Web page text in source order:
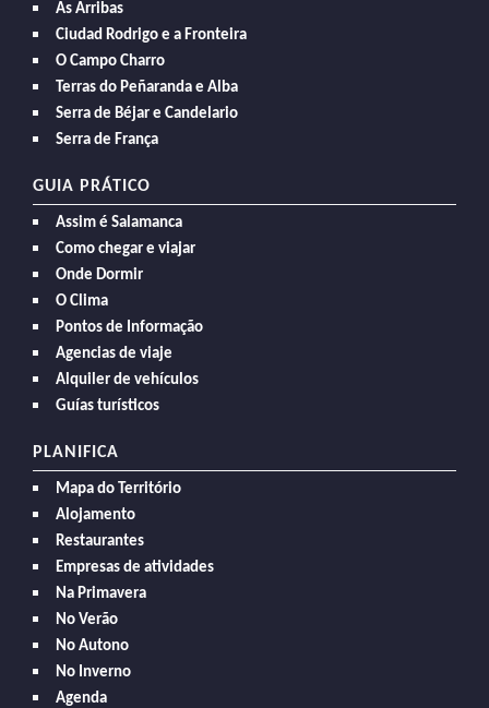
As Arribas
Ciudad Rodrigo e a Fronteira
O Campo Charro
Terras do Peñaranda e Alba
Serra de Béjar e Candelario
Serra de França
GUIA PRÁTICO
Assim é Salamanca
Como chegar e viajar
Onde Dormir
O Clima
Pontos de Informação
Agencias de viaje
Alquiler de vehículos
Guías turísticos
PLANIFICA
Mapa do Território
Alojamento
Restaurantes
Empresas de atividades
Na Primavera
No Verão
No Autono
No Inverno
Agenda